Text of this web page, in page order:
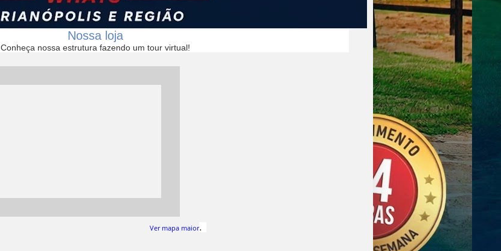
Nossa loja
Conheça nossa estrutura fazendo um tour virtual!
Ver mapa maior.